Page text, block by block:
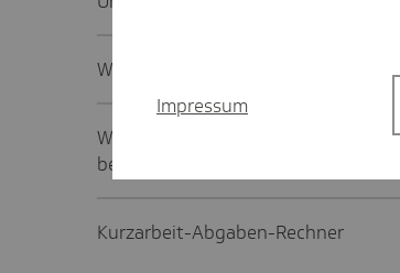
Was sind Zuschuss-Wintergeld
Wie berechne ich die Beiträge zu
bei Kurzarbeitergeld?
Kurzarbeit-Abgaben-Rechner
Impressum